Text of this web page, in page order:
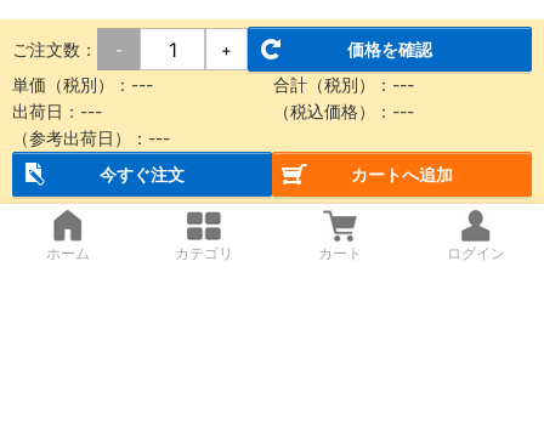
ご注文数： - +
価格を確認
単価（税別）： --- 合計（税別）： ---
出荷日： --- （税込価格）： ---
（参考出荷日）： ---
今すぐ注文
カートへ追加
ホーム カテゴリ カート ログイン